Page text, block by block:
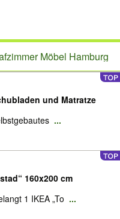
Möbel Hamburg
und Matratze
...
160x200 cm
1 IKEA „To ...